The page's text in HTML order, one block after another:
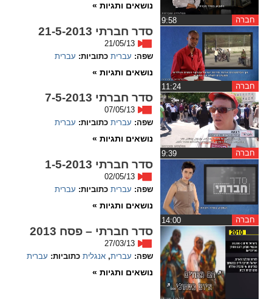
brightness_high
ניגודיות בהירה ניגודיות כהה
קישורים
format_underlined
קו תחתי לקישורים
font_download
cached
כל
ההגדרות
flag
השארת
משוב
חברה
נושאים ותגיות »
חברה
סדר חברתי 21-5-2013
21/05/13
שפה: עברית כתוביות: עברית
נושאים ותגיות »
חברה
סדר חברתי 7-5-2013
07/05/13
שפה: עברית כתוביות: עברית
נושאים ותגיות »
חברה
סדר חברתי 1-5-2013
02/05/13
שפה: עברית כתוביות: עברית
נושאים ותגיות »
סדר חברתי – פסח 2013
27/03/13
שפה: עברית, אנגלית כתוביות: עברית
נושאים ותגיות »